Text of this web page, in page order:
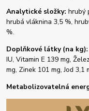
Analytické složky: hrubý
hrubá vláknina 3,5 %,
%.
Doplňkové látky (na
IU, Vitamin E 139 mg,
mg, Zinek 101 mg, Jod 3,1
Metabolizovatelná